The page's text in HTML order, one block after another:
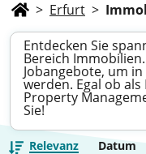
> Erfurt >
Entdecken Sie
Bereich
Jobangebote, um
werden. Egal ob
Property
Sie!
Relevanz Datum